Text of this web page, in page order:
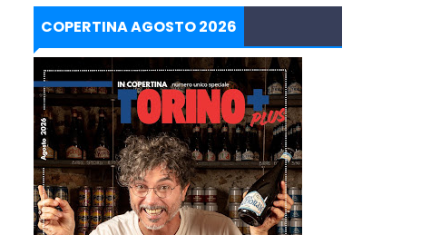
COPERTINA AGOSTO 2026